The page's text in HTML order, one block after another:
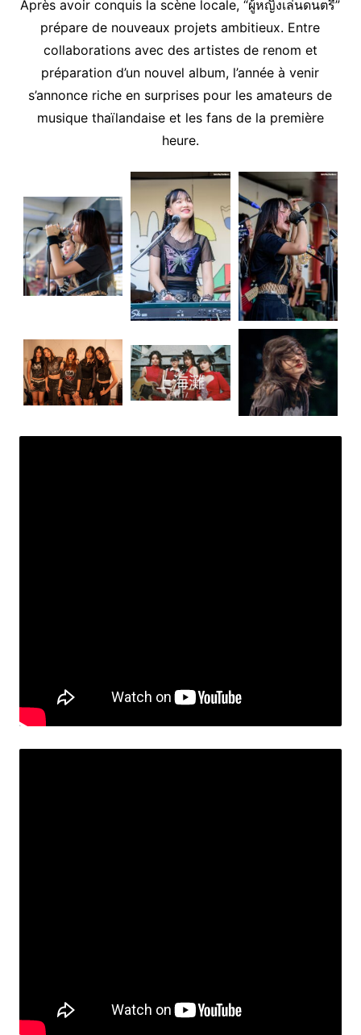
Après avoir conquis la scène locale, “ผู้หญิงเล่นดนตรี”
prépare de nouveaux projets ambitieux. Entre
collaborations avec des artistes de renom et
préparation d’un nouvel album, l’année à venir
s’annonce riche en surprises pour les amateurs de
musique thaïlandaise et les fans de la première
heure.